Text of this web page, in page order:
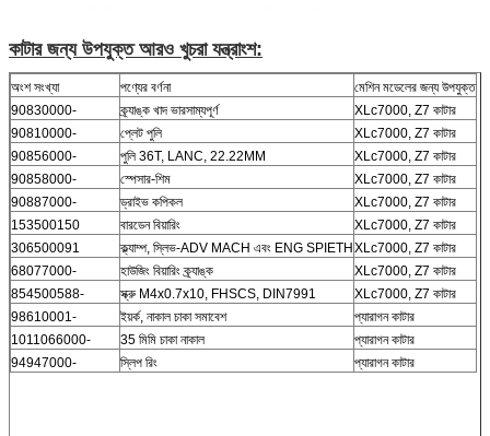
কাটার জন্য উপযুক্ত আরও খুচরা যন্ত্রাংশ:
অংশ সংখ্যা পণ্যের বর্ণনা
মেশিন মডেলের জন্য উপযুক্ত
90830000-
ক্র্যাঙ্ক খাদ ভারসাম্যপূর্ণ
XLc7000, Z7 কাটার
90810000-
প্লেট পুলি
XLc7000, Z7 কাটার
90856000-
পুলি 36T, LANC, 22.22MM
XLc7000, Z7 কাটার
90858000-
স্পেসার-শিম
XLc7000, Z7 কাটার
90887000-
ড্রাইভ কপিকল
XLc7000, Z7 কাটার
153500150
বারডেন বিয়ারিং
XLc7000, Z7 কাটার
306500091
ক্ল্যাম্প, স্লিভ-ADV MACH এবং ENG SPIETH XLc7000, Z7 কাটার
68077000-
হাউজিং বিয়ারিং ক্র্যাঙ্ক
XLc7000, Z7 কাটার
854500588-
স্ক্রু M4x0.7x10, FHSCS, DIN7991
XLc7000, Z7 কাটার
98610001-
ইয়র্ক, নাকাল চাকা সমাবেশ
প্যারাগন কাটার
1011066000-
35 মিমি চাকা নাকাল
প্যারাগন কাটার
94947000-
স্লিপ রিং প্যারাগন কাটার